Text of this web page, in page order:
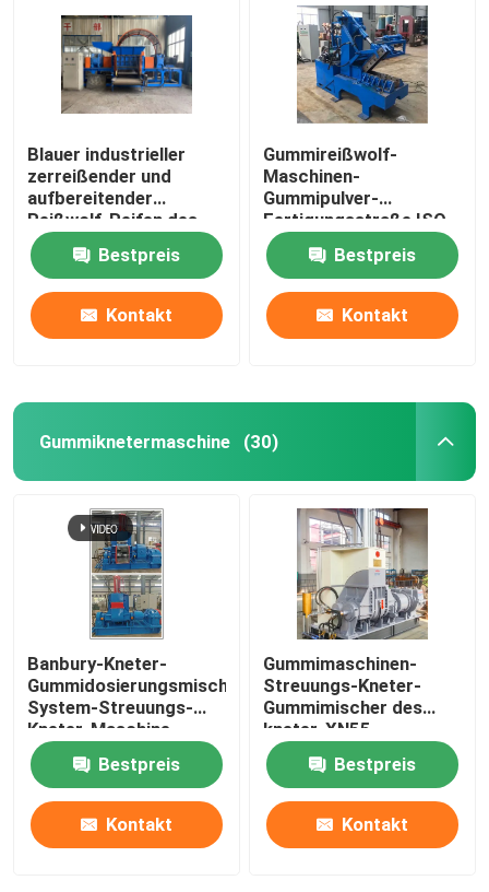
Blauer industrieller
zerreißender und
aufbereitender
Reißwolf-Reifen des
Reifen-55Kw
Bestpreis
Kontakt
Gummireißwolf-
Maschinen-
Gummipulver-
Fertigungsstraße ISO-
CER des reifen-7.5Kw
Bestpreis
Kontakt
Gummiknetermaschine (30)
Banbury-Kneter-
Gummidosierungsmischendes
System-Streuungs-
Kneter-Maschine
Bestpreis
Kontakt
Gummimaschinen-
Streuungs-Kneter-
Gummimischer des
kneter-XN55
Bestpreis
Kontakt